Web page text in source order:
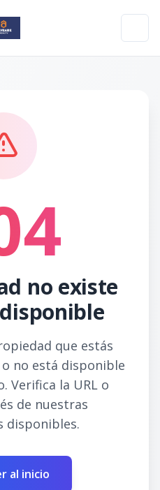
no existe
que estás
no está disponible
Verifica la URL o
de nuestras
disponibles.
al inicio